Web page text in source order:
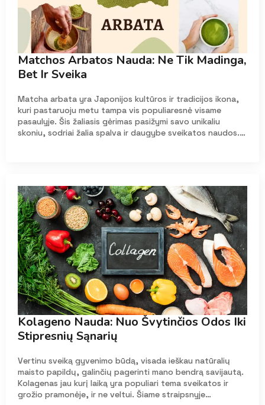
Matchos Arbatos Nauda: Ne Tik Madinga,
Bet Ir Sveika
Matcha arbata yra Japonijos kultūros ir tradicijos ikona,
kuri pastaruoju metu tampa vis populiaresnė visame
pasaulyje. Šis žaliasis gėrimas pasižymi savo unikaliu
skoniu, sodriai žalia spalva ir daugybe sveikatos naudos.…
Kolageno Nauda: Nuo Švytinčios Odos Iki
Stipresnių Sąnarių
‍Vertinu sveiką gyvenimo būdą, visada ieškau natūralių
maisto papildų, galinčių pagerinti mano bendrą savijautą.
Kolagenas jau kurį laiką yra populiari tema sveikatos ir
grožio pramonėje, ir ne veltui. Šiame straipsnyje…